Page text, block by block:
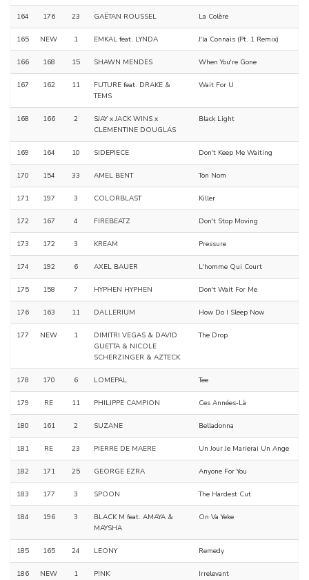
164 176 23 GAËTAN ROUSSEL La Colère
165 NEW 1 EMKAL feat. LYNDA J'la Connais (Pt. 1 Remix)
166 168 15 SHAWN MENDES When You're Gone
167 162 11
FUTURE feat. DRAKE &
TEMS
Wait For U
168 166 2
SJAY x JACK WINS x
CLEMENTINE DOUGLAS
Black Light
169 164 10 SIDEPIECE Don't Keep Me Waiting
170 154 33 AMEL BENT Ton Nom
171 197 3 COLORBLAST Killer
172 167 4 FIREBEATZ Don't Stop Moving
173 172 3 KREAM Pressure
174 192 6 AXEL BAUER L'homme Qui Court
175 158 7 HYPHEN HYPHEN Don't Wait For Me
176 163 11 DALLERIUM How Do I Sleep Now
177 NEW 1
DIMITRI VEGAS & DAVID
GUETTA & NICOLE
SCHERZINGER & AZTECK
The Drop
178 170 6 LOMEPAL Tee
179 RE 11 PHILIPPE CAMPION Ces Années-Là
180 161 2 SUZANE Belladonna
181 RE 23 PIERRE DE MAERE Un Jour Je Marierai Un Ange
182 171 25 GEORGE EZRA Anyone For You
183 177 3 SPOON The Hardest Cut
184 196 3
BLACK M feat. AMAYA &
MAYSHA
On Va Yeke
185 165 24 LEONY Remedy
186 NEW 1 P!NK Irrelevant